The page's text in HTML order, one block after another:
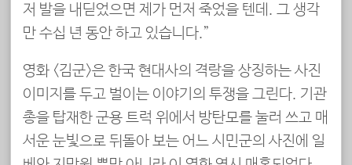
저 발을 내딛었으면 제가 먼저 죽었을 텐데. 그 생각
만 수십 년 동안 하고 있습니다.”
영화 <김군>은 한국 현대사의 격랑을 상징하는 사진
이미지를 두고 벌이는 이야기의 투쟁을 그린다. 기관
총을 탑재한 군용 트럭 위에서 방탄모를 눌러 쓰고 매
서운 눈빛으로 뒤돌아 보는 어느 시민군의 사진에 일